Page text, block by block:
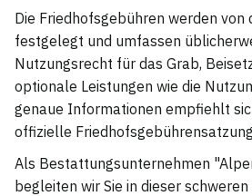
Die Friedhofsgebühren werden
festgelegt und umfassen
Nutzungsrecht für das Grab,
optionale Leistungen wie die
genaue Informationen empfiehlt
offizielle
Als Bestattungsunternehmen
begleiten wir Sie in dieser